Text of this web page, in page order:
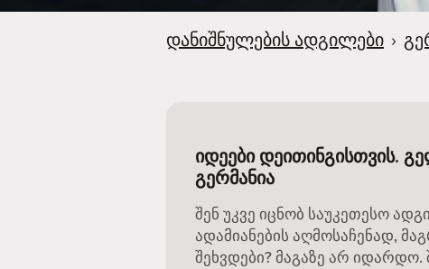
დანიშნულების ადგილები ›
იდეები დეითინგისთვის.
გერმანია
შენ უკვე იცნობ საუკეთესო
ადამიანების აღმოსაჩენად,
შეხვდები? მაგაზე არ იდარდო.